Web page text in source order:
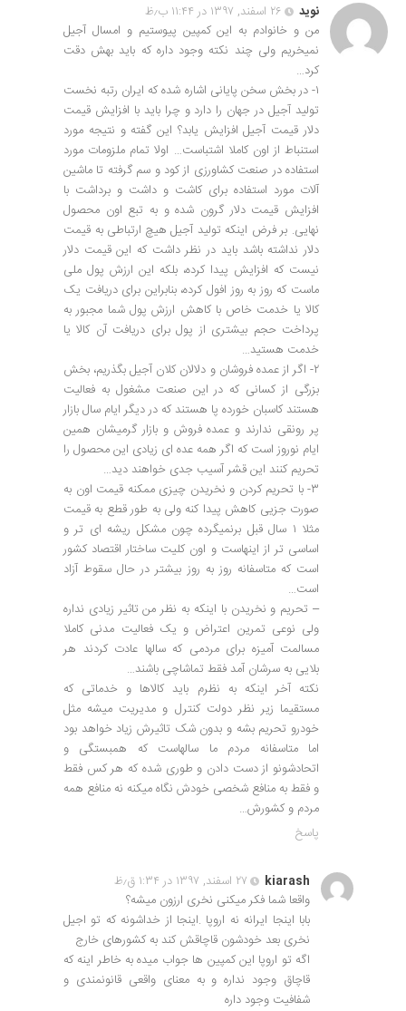
نوید
۲۶ اسفند, ۱۳۹۷ در ۱۱:۴۴ ب٫ظ
من و خانوادم به این کمپین پیوستیم و امسال آجیل
نمیخریم ولی چند نکته وجود داره که باید بهش دقت
کرد…
۱- در بخش سخن پایانی اشاره شده که ایران رتبه نخست
تولید آجیل در جهان را دارد و چرا باید با افزایش قیمت
دلار قیمت آجیل افزایش یابد؟ این گفته و نتیجه مورد
استنباط از اون کاملا اشتباست… اولا تمام ملزومات مورد
استفاده در صنعت کشاورزی از کود و سم گرفته تا ماشین
آلات مورد استفاده برای کاشت و داشت و برداشت با
افزایش قیمت دلار گرون شده و به تبع اون محصول
نهایی. بر فرض اینکه تولید آجیل هیچ ارتباطی به قیمت
دلار نداشته باشد باید در نظر داشت که این قیمت دلار
نیست که افزایش پیدا کرده، بلکه این ارزش پول ملی
ماست که روز به روز افول کرده، بنابراین برای دریافت یک
کالا یا خدمت خاص با کاهش ارزش پول شما مجبور به
پرداخت حجم بیشتری از پول برای دریافت آن کالا یا
خدمت هستید…
۲- اگر از عمده فروشان و دلالان کلان آجیل بگذریم، بخش
بزرگی از کسانی که در این صنعت مشغول به فعالیت
هستند کاسبان خورده پا هستند که در دیگر ایام سال بازار
پر رونقی ندارند و عمده فروش و بازار گرمیشان همین
ایام نوروز است که اگر همه عده ای زیادی این محصول را
تحریم کنند این قشر آسیب جدی خواهند دید…
۳- با تحریم کردن و نخریدن چیزی ممکنه قیمت اون به
صورت جزیی کاهش پیدا کنه ولی به طور قطع به قیمت
مثلا ۱ سال قبل برنمیگرده چون مشکل ریشه ای تر و
اساسی تر از اینهاست و اون کلیت ساختار اقتصاد کشور
است که متاسفانه روز به روز بیشتر در حال سقوط آزاد
است…
– تحریم و نخریدن با اینکه به نظر من تاثیر زیادی نداره
ولی نوعی تمرین اعتراض و یک فعالیت مدنی کاملا
مسالمت آمیزه برای مردمی که سالها عادت کردند هر
بلایی به سرشان آمد فقط تماشاچی باشند…
نکته آخر اینکه به نظرم باید کالاها و خدماتی که
مستقیما زیر نظر دولت کنترل و مدیریت میشه مثل
خودرو تحریم بشه و بدون شک تاثیرش زیاد خواهد بود
اما متاسفانه مردم ما سالهاست که همبستگی و
اتحادشونو از دست دادن و طوری شده که هر کس فقط
و فقط به منافع شخصی خودش نگاه میکنه نه منافع همه
مردم و کشورش…
پاسخ
kiarash
۲۷ اسفند, ۱۳۹۷ در ۱:۳۴ ق٫ظ
واقعا شما فکر میکنی نخری ارزون میشه؟
بابا اینجا ایرانه نه اروپا .اینجا از خداشونه که تو اجیل
نخری بعد خودشون قاچاقش کند به کشورهای خارج
اگه تو اروپا این کمپین ها جواب میده به خاطر اینه که
قاچاق وجود نداره و به معنای واقعی قانونمندی و
شفافیت وجود داره